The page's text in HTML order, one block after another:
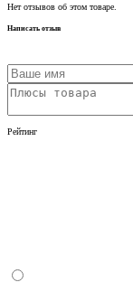
Нет отзывов об этом товаре.
Написать отзыв
Рейтинг